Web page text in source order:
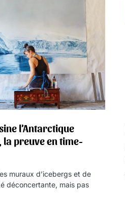
l’Antarctique
preuve en time-
muraux d’icebergs et de
déconcertante, mais pas